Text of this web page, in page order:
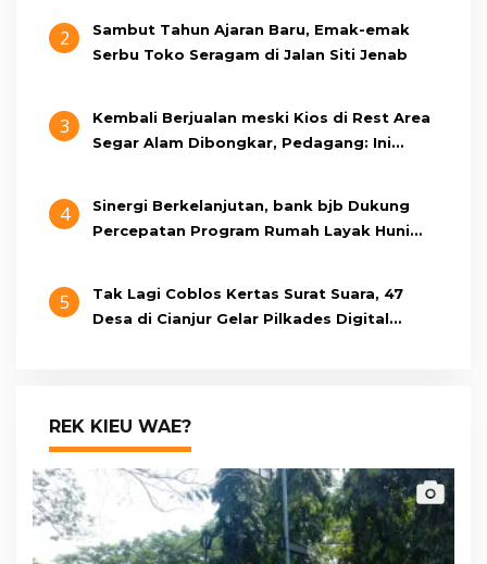
2
Sambut Tahun Ajaran Baru, Emak-emak
Serbu Toko Seragam di Jalan Siti Jenab
3
Kembali Berjualan meski Kios di Rest Area
Segar Alam Dibongkar, Pedagang: Ini
4
Sinergi Berkelanjutan, bank bjb Dukung
Percepatan Program Rumah Layak Huni
5
Tak Lagi Coblos Kertas Surat Suara, 47
Desa di Cianjur Gelar Pilkades Digital
REK KIEU WAE?